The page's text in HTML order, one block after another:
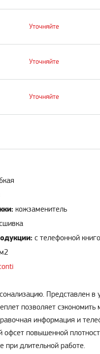
Уточняйте
Уточняйте
Уточняйте
кожзаменитель
с телефонной
Представлен в
позволяет
информация и
повышенной
при длительной работе.